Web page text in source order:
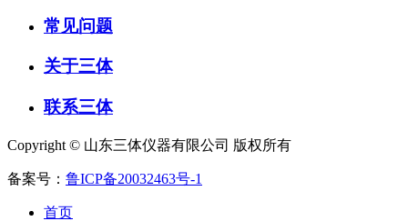
常见问题
关于三体
联系三体
Copyright © 山东三体仪器有限公司 版权所有
备案号： 鲁ICP备20032463号-1
首页